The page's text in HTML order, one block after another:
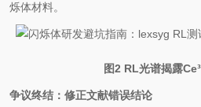
烁体材料。
图2 RL光谱揭露Ce³
争议终结：修正文献错误结论